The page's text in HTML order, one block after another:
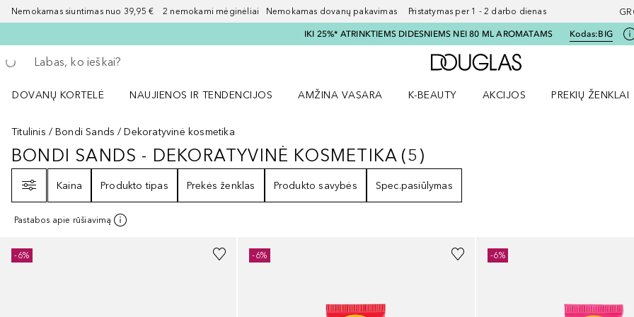
Nemokamas siuntimas nuo 39,95 € 2 nemokami mėginėliai Nemokamas dovanų pakavimas Pristatymas per 1 - 2 darbo dienas
IKI 25%* ATRINKTIEMS DIDESNIEMS NEI 80 ML AROMATAMS Kodas:BIG
Grįžk atgal
Vykdykite paiešką
Į Douglas pagrindinį
DOVANŲ KORTELĖ
NAUJIENOS IR TENDENCIJOS
AMŽINA VASARA
K-BEAUTY
AKCIJOS
PREKIŲ ŽENKLAI
Titulinis
Bondi Sands Dekoratyvinė kosmetika
BONDI SANDS - DEKORATYVINĖ KOSMETIKA5REZULTATAI
BONDI SANDS - DEKORATYVINĖ KOSMETIKA (5 )
Kaina
Produkto tipas Prekės ženklas Produkto savybės Spec.pasiūlymas
Pastabos apie rūšiavimą
-6% -6% -6%